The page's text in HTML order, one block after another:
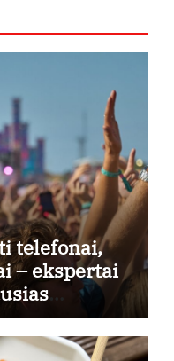
telefonai,
– ekspertai